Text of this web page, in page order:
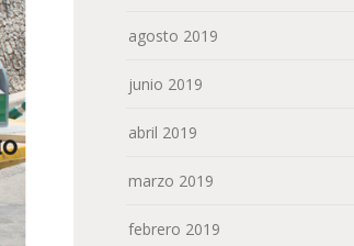
agosto 2019
junio 2019
abril 2019
marzo 2019
febrero 2019